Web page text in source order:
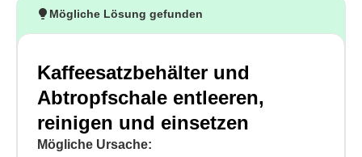
Mögliche Lösung gefunden
Kaffeesatzbehälter und
Abtropfschale entleeren,
reinigen und einsetzen
Mögliche Ursache: